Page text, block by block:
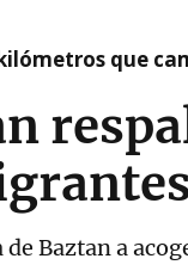
que
Baztan a